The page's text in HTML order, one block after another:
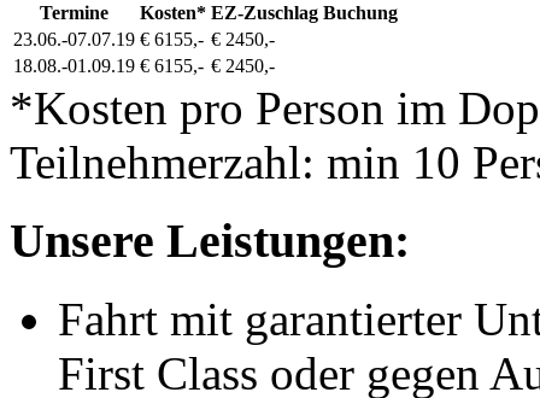
Termine Kosten* EZ-Zuschlag Buchung
23.06.-07.07.19 € 6155,- € 2450,-
18.08.-01.09.19 € 6155,- € 2450,-
*Kosten pro Person im
Teilnehmerzahl: min 10
Unsere Leistungen:
Fahrt mit garantierter
First Class oder gegen